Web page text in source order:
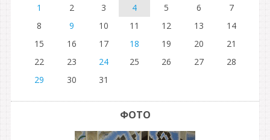
1
2 3 4 5 6
7
8
9 10 11 12 13
14
15
16 17 18 19 20
21
22
23 24 25 26 27
28
29
30 31
ФОТО